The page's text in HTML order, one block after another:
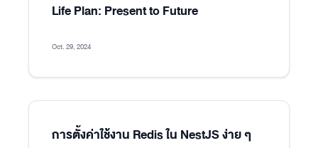
Life Plan: Present to Future
Oct. 29, 2024
การตั้งค่าใช้งาน Redis ใน NestJS ง่าย ๆ